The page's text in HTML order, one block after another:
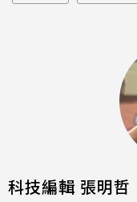
科技編輯 張明哲